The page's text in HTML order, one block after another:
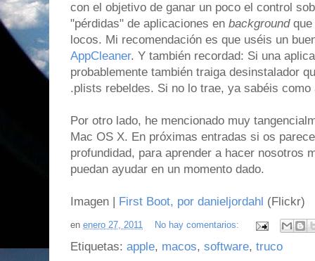
con el objetivo de ganar un poco el control
"pérdidas" de aplicaciones en backgroundque
locos. Mi recomendación es que uséis un
AppCleaner. Y también recordad: Si una
probablemente también traiga desinstalador
.plists rebeldes. Si no lo trae, ya sabéis como
Por otro lado, he mencionado muy
Mac OS X. En próximas entradas si os
profundidad, para aprender a hacer nosotros
puedan ayudar en un momento dado.
Imagen | First Boot, por danieljordahl (Flickr)
en enero 27, 2011 No hay comentarios:
Etiquetas: apple, macos, software, truco